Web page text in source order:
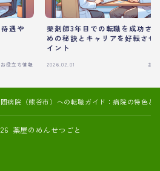
遇や
お役立ち情報
薬剤師3年目での転職を成功さ
めの秘訣とキャリアを好転させ
イント
2026.02.01 お
病院（熊谷市）への転職ガイド：病院の特色と
薬屋のめんせつごと